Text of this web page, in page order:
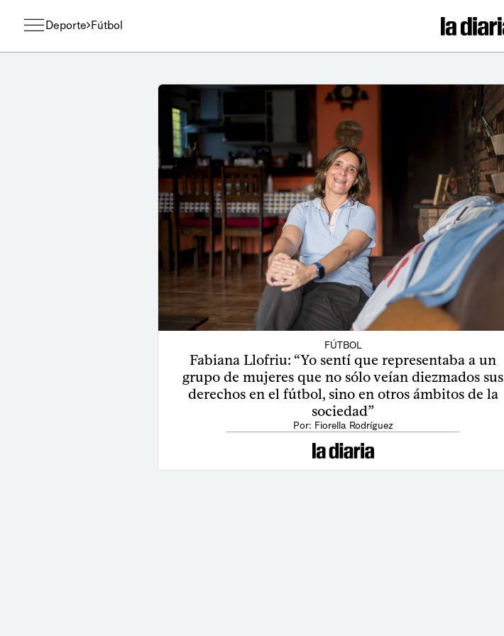
Deporte Fútbol
FÚTBOL
Fabiana Llofriu: “Yo sentí que representaba a un
grupo de mujeres que no sólo veían diezmados sus
derechos en el fútbol, sino en otros ámbitos de la
sociedad”
Por: Fiorella Rodríguez